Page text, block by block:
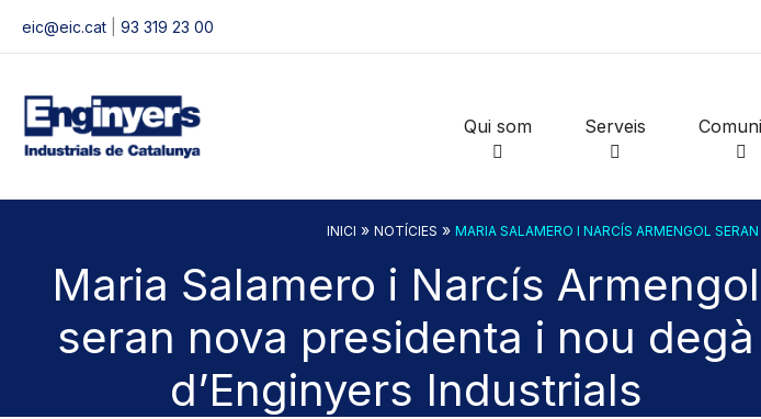
eic@eic.cat 93 319 23 00
Qui som Serveis
INICI » NOTÍCIES » MARIA SALAMERO I NARCÍS ARMENGOL
Maria Salamero i Narcís Armengol
seran nova presidenta i nou degà
d’Enginyers Industrials